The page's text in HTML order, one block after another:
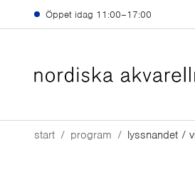
Hoppa till huvudinnehåll
Öppet idag 11:00–17:00
start program lyssnandet /